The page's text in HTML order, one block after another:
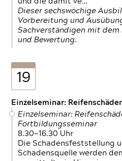
Dieser sechswöchige
Vorbereitung und
Sachverständigen mit dem
und Bewertung.
19
Einzelseminar:
Einzelseminar:
Fortbildungsseminar
8.30—16.30 Uhr
Die Schadensfeststellung
Schadensquelle werden